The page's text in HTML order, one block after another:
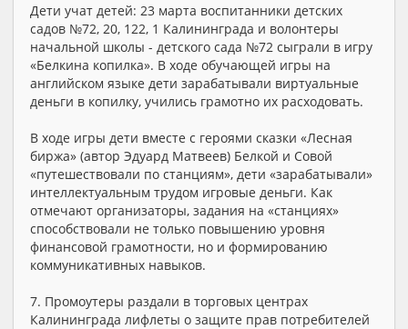
Дети учат детей: 23 марта воспитанники детских
садов №72, 20, 122, 1 Калининграда и волонтеры
начальной школы - детского сада №72 сыграли в игру
«Белкина копилка». В ходе обучающей игры на
английском языке дети зарабатывали виртуальные
деньги в копилку, учились грамотно их расходовать.
В ходе игры дети вместе с героями сказки «Лесная
биржа» (автор Эдуард Матвеев) Белкой и Совой
«путешествовали по станциям», дети «зарабатывали»
интеллектуальным трудом игровые деньги. Как
отмечают организаторы, задания на «станциях»
способствовали не только повышению уровня
финансовой грамотности, но и формированию
коммуникативных навыков.
7. Промоутеры раздали в торговых центрах
Калининграда лифлеты о защите прав потребителей